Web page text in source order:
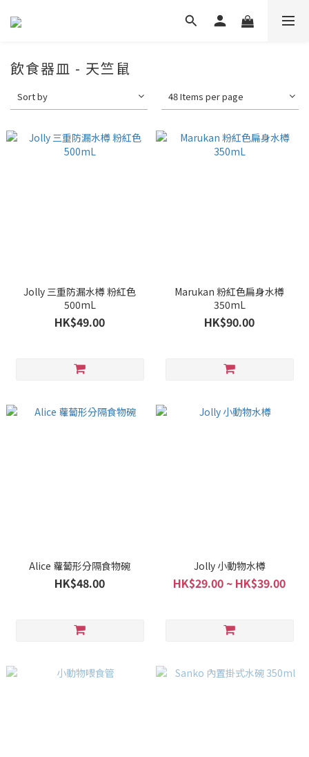
飲食器皿 - 天竺鼠
Sort by 48 Items per page
Jolly 三重防漏水樽 粉紅色
500mL
HK$49.00
Marukan 粉紅色扁身水樽
350mL
HK$90.00
Alice 蘿蔔形分隔食物碗
HK$48.00
Jolly 小動物水樽
HK$29.00 ~ HK$39.00